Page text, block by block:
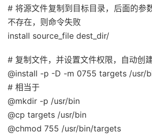
# 将源文件复制到目标目录，后面的参
不存在，则命令失败
install source_file dest_dir/
# 复制文件，并设置文件权限，自动创
@install -p -D -m 0755 targets /usr/
# 相当于
@mkdir -p /usr/bin
@cp targets /usr/bin
@chmod 755 /usr/bin/targets